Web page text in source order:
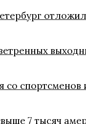
7 тысяч